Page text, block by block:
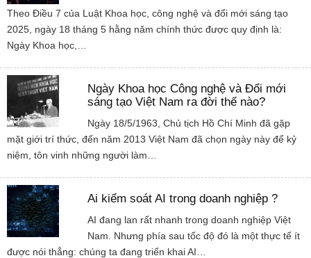
Theo Điều 7 của Luật Khoa học, công nghệ và đổi mới sáng tạo
2025, ngày 18 tháng 5 hằng năm chính thức được quy định là:
Ngày Khoa học,…
Ngày Khoa học Công nghệ và Đổi mới
sáng tạo Việt Nam ra đời thế nào?
Ngày 18/5/1963, Chủ tịch Hồ Chí Minh đã gặp
mặt giới trí thức, đến năm 2013 Việt Nam đã chọn ngày này để kỷ
niệm, tôn vinh những người làm…
Ai kiểm soát AI trong doanh nghiệp ?
AI đang lan rất nhanh trong doanh nghiệp Việt
Nam. Nhưng phía sau tốc độ đó là một thực tế ít
được nói thẳng: chúng ta đang triển khai AI…